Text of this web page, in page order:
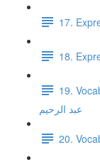
19.
عبد الرحيم